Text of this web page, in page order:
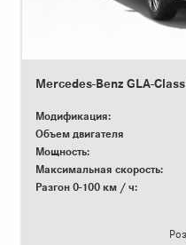
Mercedes-Benz GLA-
Модификация:
Объем двигателя
Мощность:
Максимальная скорость:
Разгон 0-100 км / ч: